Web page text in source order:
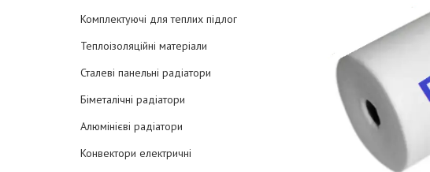
Комплектуючі для теплих підлог
Теплоізоляційні матеріали
Сталеві панельні радіатори
Біметалічні радіатори
Алюмінієві радіатори
Конвектори електричні